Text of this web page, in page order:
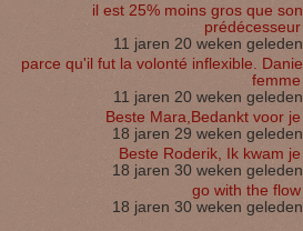
il est 25% moins gros que son
prédécesseur
11 jaren 20 weken geleden
parce qu'il fut la volonté inflexible. Danie
femme
11 jaren 20 weken geleden
Beste Mara,Bedankt voor je
18 jaren 29 weken geleden
Beste Roderik, Ik kwam je
18 jaren 30 weken geleden
go with the flow
18 jaren 30 weken geleden